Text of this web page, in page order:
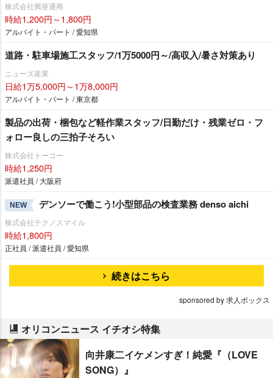
株式会社興亜通商
時給1,200円～1,800円
アルバイト・パート / 愛知県
道路・駐車場施工スタッフ/1万5000円～/高収入/暑さ対策あり
ニューズ産業
日給1万5,000円～1万8,000円
アルバイト・パート / 東京都
製品の出荷・梱包など軽作業スタッフ/日勤だけ・残業ゼロ・フ
ォロー良しの三拍子そろい
株式会社トーコー
時給1,250円
派遣社員 / 大阪府
NEW デンソーで働こう!小型部品の検査業務 denso aichi
株式会社テクノスマイル
時給1,800円
正社員 / 派遣社員 / 愛知県
続きはこちら
sponsored by 求人ボックス
オリコンニュース イチオシ特集
向井康二イケメンすぎ！純愛『（LOVE
SONG）』